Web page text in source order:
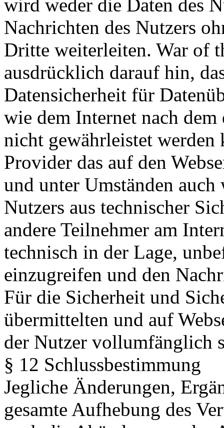
wird weder die Daten des
Nachrichten des Nutzers
Dritte weiterleiten. War of
ausdrücklich darauf hin,
Datensicherheit für
wie dem Internet nach
nicht gewährleistet werden
Provider das auf den
und unter Umständen auch
Nutzers aus technischer
andere Teilnehmer am
technisch in der Lage,
einzugreifen und den
Für die Sicherheit und
übermittelten und auf
der Nutzer vollumfänglich
§ 12 Schlussbestimmung
Jegliche Änderungen,
gesamte Aufhebung des